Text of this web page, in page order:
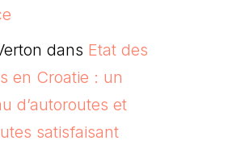
dans Etat des
en Croatie : un
d’autoroutes et
satisfaisant